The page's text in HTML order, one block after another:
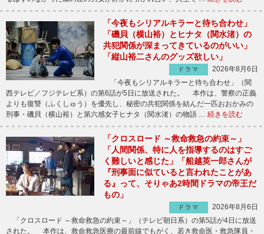
「今夜もシリアルキラーと待ち合わせ」
「磯貝（横山裕）とヒナタ（関水渚）の
共犯関係が深まってきているのがいい」
「縦山裕二さんのグッズ欲しい」
ドラマ
2026年8月6日
「今夜もシリアルキラーと待ち合わせ」（関
西テレビ／フジテレビ系）の第6話が5日に放送された。 本作は、警察の正義
よりも復讐（ふくしゅう）を優先し、秘密の共犯関係を結んだ一匹おおかみの
刑事・磯貝（横山裕）と第六感女子ヒナタ（関水渚）の物語 … 続きを読む
「クロスロード ～救命救急の約束～」
「人間関係、特に人を指導するのはすご
く難しいと感じた」「船越英一郎さんが
『刑事面に似ていると言われたことがあ
る』って、そりゃあ2時間ドラマの帝王だ
もの」
ドラマ
2026年8月6日
「クロスロード ～救命救急の約束～」（テレビ朝日系）の第5話が4日に放送
された。 本作は、救命救急医療の最前線でもがく、若き救命医・救急隊員・